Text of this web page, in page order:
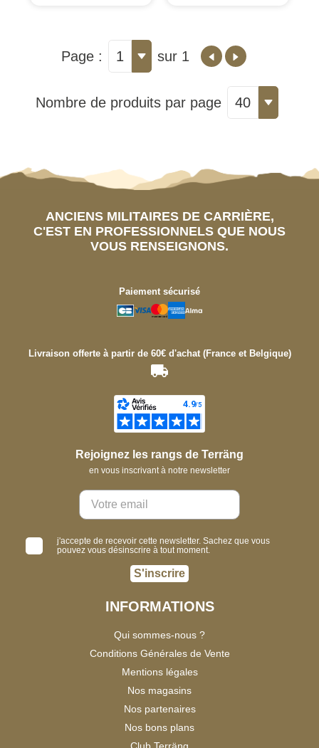
Page : 1 sur 1
Nombre de produits par page 40
ANCIENS MILITAIRES DE CARRIÈRE,
C'EST EN PROFESSIONNELS QUE NOUS
VOUS RENSEIGNONS.
Paiement sécurisé
Livraison offerte à partir de 60€ d'achat (France et Belgique)
Rejoignez les rangs de Terräng
en vous inscrivant à notre newsletter
j'accepte de recevoir cette newsletter. Sachez que vous
pouvez vous désinscrire à tout moment.
S'inscrire
INFORMATIONS
Qui sommes-nous ?
Conditions Générales de Vente
Mentions légales
Nos magasins
Nos partenaires
Nos bons plans